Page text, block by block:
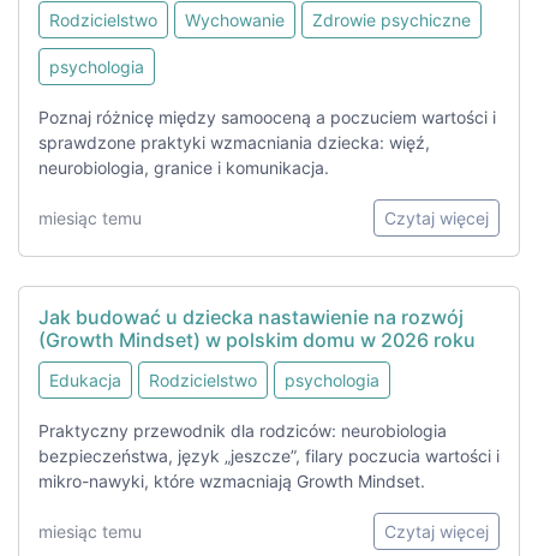
Rodzicielstwo Wychowanie Zdrowie psychiczne
psychologia
Poznaj różnicę między samooceną a poczuciem wartości i
sprawdzone praktyki wzmacniania dziecka: więź,
neurobiologia, granice i komunikacja.
miesiąc temu Czytaj więcej
Jak budować u dziecka nastawienie na rozwój
(Growth Mindset) w polskim domu w 2026 roku
Edukacja Rodzicielstwo psychologia
Praktyczny przewodnik dla rodziców: neurobiologia
bezpieczeństwa, język „jeszcze”, filary poczucia wartości i
mikro-nawyki, które wzmacniają Growth Mindset.
miesiąc temu Czytaj więcej